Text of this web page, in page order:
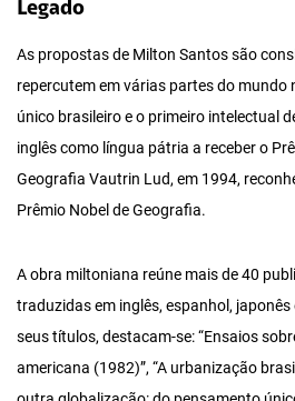
Legado
As propostas de Milton Santos são
repercutem em várias partes do mundo
único brasileiro e o primeiro intelectual
inglês como língua pátria a receber o
Geografia Vautrin Lud, em 1994,
Prêmio Nobel de Geografia.
A obra miltoniana reúne mais de 40
traduzidas em inglês, espanhol,
seus títulos, destacam-se: “Ensaios
americana (1982)”, “A urbanização